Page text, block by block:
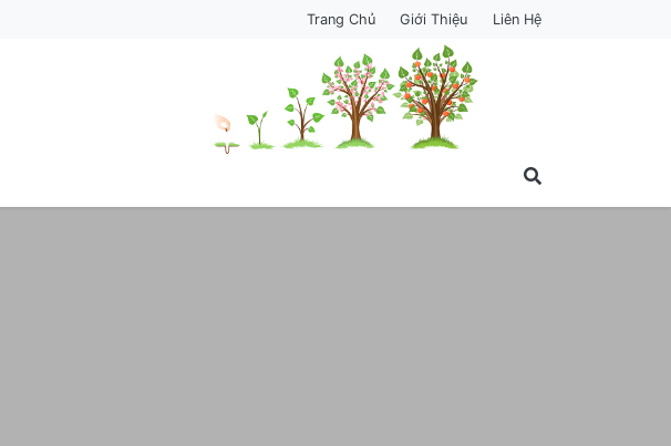
Trang Chủ Giới Thiệu Liên Hệ